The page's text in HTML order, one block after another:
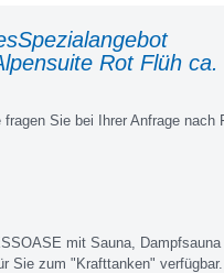
Rot Flüh
fragen Sie bei Ihrer Anfrage nach
mit Sauna,
Sie zum "Krafttanken"